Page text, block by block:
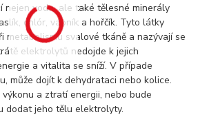
nejen vodu, ale také tělesné minerály
chlór, vápník a hořčík. Tyto látky
metabolismu svalové tkáně a nazývají se
elektrolytů nedojde k jejich
a vitalita se sníží. V případe
může dojít k dehydrataci nebo kolice.
a ztratí energii, nebo bude
dodat jeho tělu elektrolyty.